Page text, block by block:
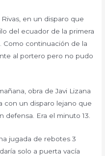
en un disparo que
del ecuador de la primera
Como continuación de la
al portero pero no pudo
obra de Javi Lizana
con un disparo lejano que
Era el minuto 13.
jugada de rebotes 3
solo a puerta vacía